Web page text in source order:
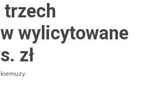
trzech
wylicytowane
zł